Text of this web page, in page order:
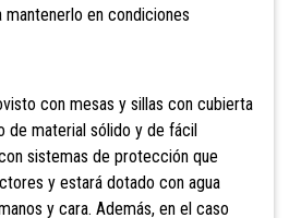
en condiciones
con mesas y sillas con cubierta
de material sólido y de fácil
sistemas de protección que
y estará dotado con agua
y cara. Además, en el caso